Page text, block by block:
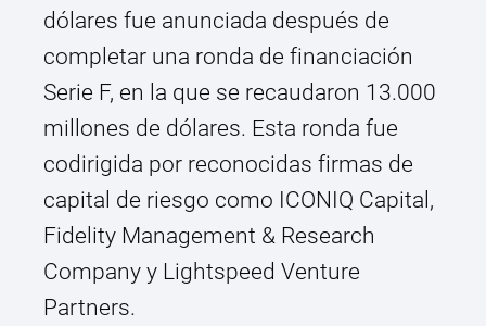
dólares fue anunciada después de
completar una ronda de financiación
Serie F, en la que se recaudaron 13.000
millones de dólares. Esta ronda fue
codirigida por reconocidas firmas de
capital de riesgo como ICONIQ Capital,
Fidelity Management & Research
Company y Lightspeed Venture
Partners.